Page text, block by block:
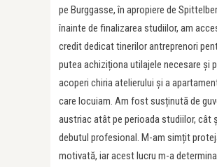
pe Burggasse, în apropiere de
înainte de finalizarea studiilor, am
credit dedicat tinerilor antreprenori
putea achiziționa utilajele necesare și
acoperi chiria atelierului și a
care locuiam. Am fost susținută de
austriac atât pe perioada studiilor, cât
debutul profesional. M-am simțit
motivată, iar acest lucru m-a